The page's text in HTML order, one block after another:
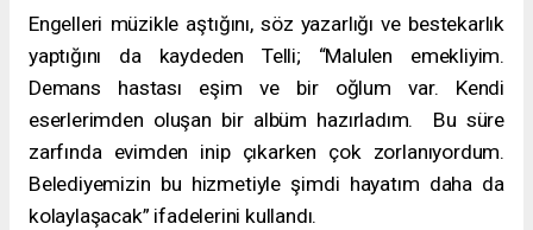
Engelleri müzikle aştığını, söz yazarlığı ve bestekarlık
yaptığını da kaydeden Telli; “Malulen emekliyim.
Demans hastası eşim ve bir oğlum var. Kendi
eserlerimden oluşan bir albüm hazırladım. Bu süre
zarfında evimden inip çıkarken çok zorlanıyordum.
Belediyemizin bu hizmetiyle şimdi hayatım daha da
kolaylaşacak” ifadelerini kullandı.